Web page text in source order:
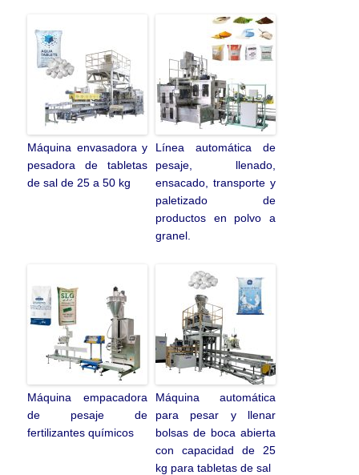
Máquina envasadora y
pesadora de tabletas
de sal de 25 a 50 kg
Línea automática de
pesaje, llenado,
ensacado, transporte y
paletizado de
productos en polvo a
granel.
Máquina empacadora
de pesaje de
fertilizantes químicos
Máquina automática
para pesar y llenar
bolsas de boca abierta
con capacidad de 25
kg para tabletas de sal